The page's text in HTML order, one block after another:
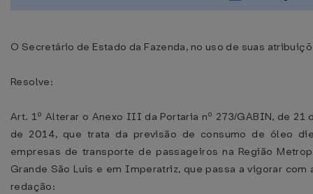
O Secretário de Estado da Fazenda, no uso de suas
Resolve:
Art. 1º Alterar o Anexo III da Portaria nº 273/GABIN, de 21
de 2014, que trata da previsão de consumo de óleo
empresas de transporte de passageiros na Região
Grande São Luís e em Imperatriz, que passa a vigorar com
redação: